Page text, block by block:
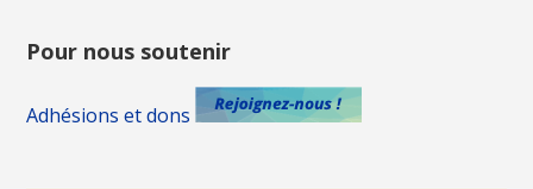
Pour nous soutenir
Adhésions et dons